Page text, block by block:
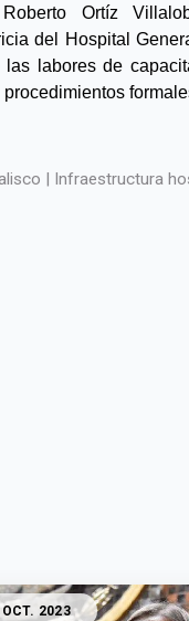
Ortíz
del Hospital
las labores de
| Infraestructura
OCT. 2023